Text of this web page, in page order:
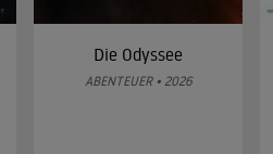
Die Odyssee
ABENTEUER • 2026